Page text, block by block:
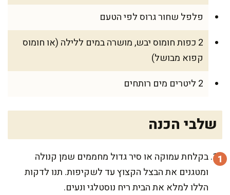
פלפל שחור גרוס לפי הטעם
2 כפות חומוס יבש, מושרה במים ללילה (או חומוס
קפוא מבושל)
2 ליטרים מים רותחים
שלבי הכנה
בקלחת עמוקה או סיר גדול מחממים שמן קנולה
ומטגנים את הבצל הקצוץ עד לשקיפות. תנו לדקות
הללו למלא את הבית ריח נוסטלגי ונעים.